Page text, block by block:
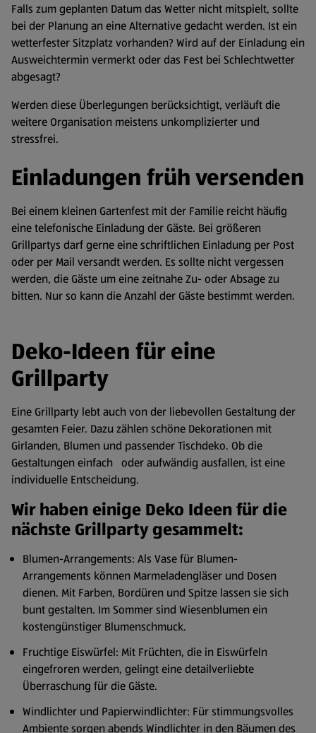
Falls zum geplanten Datum das Wetter nicht mitspielt, sollte
bei der Planung an eine Alternative gedacht werden. Ist ein
wetterfester Sitzplatz vorhanden? Wird auf der Einladung ein
Ausweichtermin vermerkt oder das Fest bei Schlechtwetter
abgesagt?
Werden diese Überlegungen berücksichtigt, verläuft die
weitere Organisation meistens unkomplizierter und
stressfrei.
Einladungen früh versenden
Bei einem kleinen Gartenfest mit der Familie reicht häufig
eine telefonische Einladung der Gäste. Bei größeren
Grillpartys darf gerne eine schriftlichen Einladung per Post
oder per Mail versandt werden. Es sollte nicht vergessen
werden, die Gäste um eine zeitnahe Zu- oder Absage zu
bitten. Nur so kann die Anzahl der Gäste bestimmt werden.
Deko-Ideen für eine
Grillparty
Eine Grillparty lebt auch von der liebevollen Gestaltung der
gesamten Feier. Dazu zählen schöne Dekorationen mit
Girlanden, Blumen und passender Tischdeko. Ob die
Gestaltungen einfach oder aufwändig ausfallen, ist eine
individuelle Entscheidung.
Wir haben einige Deko Ideen für die
nächste Grillparty gesammelt:
Blumen-Arrangements: Als Vase für Blumen-
Arrangements können Marmeladengläser und Dosen
dienen. Mit Farben, Bordüren und Spitze lassen sie sich
bunt gestalten. Im Sommer sind Wiesenblumen ein
kostengünstiger Blumenschmuck.
Fruchtige Eiswürfel: Mit Früchten, die in Eiswürfeln
eingefroren werden, gelingt eine detailverliebte
Überraschung für die Gäste.
Windlichter und Papierwindlichter: Für stimmungsvolles
Ambiente sorgen abends Windlichter in den Bäumen des